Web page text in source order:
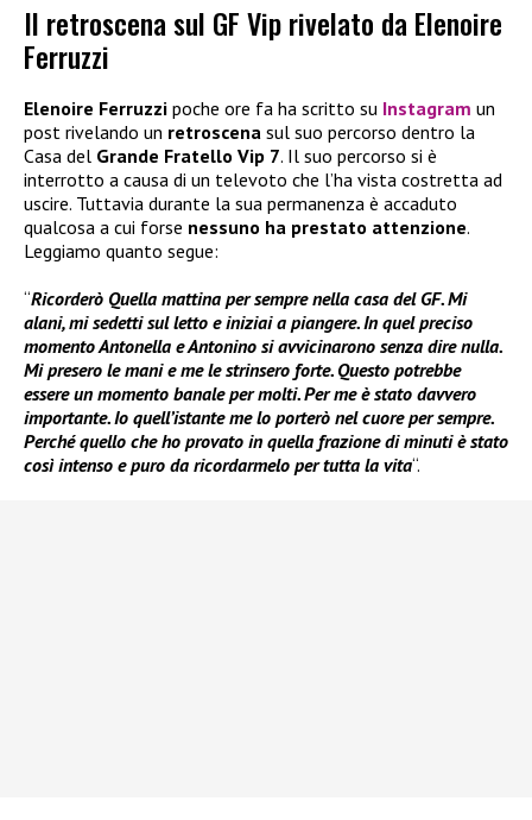
Il retroscena sul GF Vip rivelato da Elenoire
Ferruzzi
Elenoire Ferruzzi poche ore fa ha scritto su Instagram un
post rivelando un retroscena sul suo percorso dentro la
Casa del Grande Fratello Vip 7. Il suo percorso si è
interrotto a causa di un televoto che l’ha vista costretta ad
uscire. Tuttavia durante la sua permanenza è accaduto
qualcosa a cui forse nessuno ha prestato attenzione.
Leggiamo quanto segue:
“Ricorderò Quella mattina per sempre nella casa del GF. Mi
alani, mi sedetti sul letto e iniziai a piangere. In quel preciso
momento Antonella e Antonino si avvicinarono senza dire nulla.
Mi presero le mani e me le strinsero forte. Questo potrebbe
essere un momento banale per molti. Per me è stato davvero
importante. Io quell’istante me lo porterò nel cuore per sempre.
Perché quello che ho provato in quella frazione di minuti è stato
così intenso e puro da ricordarmelo per tutta la vita“.